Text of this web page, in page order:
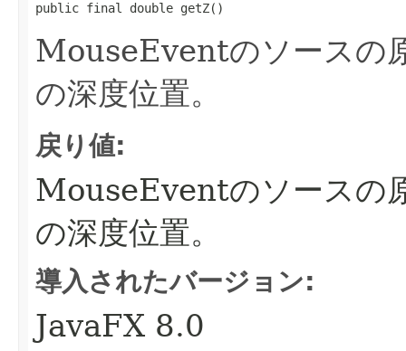
public final double getZ()
MouseEventのソースの
の深度位置。
戻り値:
MouseEventのソースの
の深度位置。
導入されたバージョン:
JavaFX 8.0